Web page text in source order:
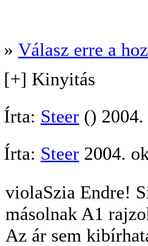
» Válasz erre a
[+] Kinyitás
Írta: Steer ()
Írta: Steer 2004.
violaSzia Endre!
másolnak A1
Az ár sem